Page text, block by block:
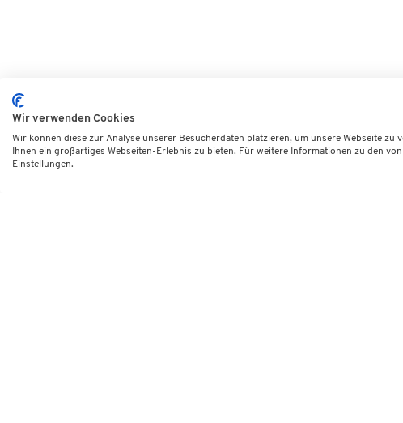
Wir verwenden Cookies
Wir können diese zur Analyse unserer Besucherdaten platzieren, um unsere Webseite zu
Ihnen ein großartiges Webseiten-Erlebnis zu bieten. Für weitere Informationen zu den
Einstellungen.